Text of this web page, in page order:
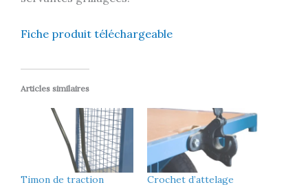
Fiche produit téléchargeable
Articles similaires
Timon de traction Crochet d’attelage